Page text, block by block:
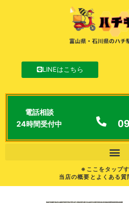
LINEはこちら
電話相談
24時間受付中
※ここをタップす
当店の概要とよくある質